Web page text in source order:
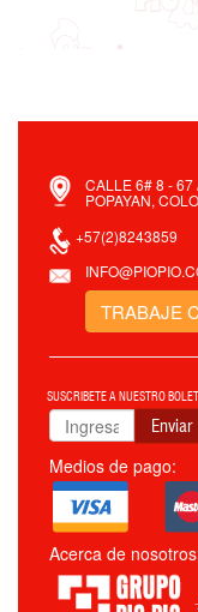
CALLE 6# 8 - 67
POPAYAN,
+57(2)8243859
TRABAJE
SUSCRIBETE A NUESTRO
Enviar
Medios de pago:
Acerca de